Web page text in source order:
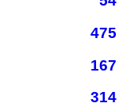
475
167
314